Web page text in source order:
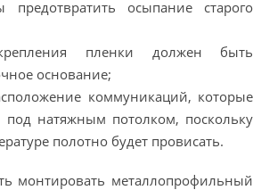
предотвратить осыпание старого
пленки должен быть
основание;
коммуникаций, которые
под натяжным потолком, поскольку
полотно будет провисать.
монтировать металлопрофильный